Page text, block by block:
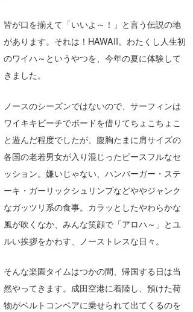
皆が口を揃えて「いいよ～！」と言う伝説の地
があります。それは！HAWAII。わたくし人生初
のワイハ～というやつを、今年の夏に体験して
きました。
ノースのシーズンではないので、サーフィンは
ワイキキビーチでボードを借りてちょこちょこ
と遊んだ程度でしたが、腹胸たまに肩サイズの
各国の老若男女が入り混じったピースフルなセ
ッション。嫌いじゃない、ハンバーガー・ステ
ーキ・ガーリックシュリンプなどややジャンク
なガッツリ系の食事。カラッとしたやわらかな
風が吹くなか、みんな笑顔で「アロハ～」とユ
ルい挨拶をかわす、ノーストレスな日々。
そんな楽園タイムはつかの間、帰国する日は当
然やってきます。成田空港に着陸し、預けた荷
物がベルトコンベアに乗せられて出てくるのを
Core Surf Japan
mitsuteru Kamio
Yasunari Inoue
Yoshiyuki Obata
arukasvision
DELTA FORCE SURF
CBA Films
熊谷素子
SURFMEDIA
Colors MAGAZINE
WAVAL
波伝説アンバサダー/プロライダー
福島寿実子
中浦“JET”章
嵯峨明日香
進士剛光
田原啓江
植村未来
NOBUFUKU
波伝説スタッフ
☆加藤
+☆maki☆+
Aichan
chan-U
ECE
G◎Da
波伝説